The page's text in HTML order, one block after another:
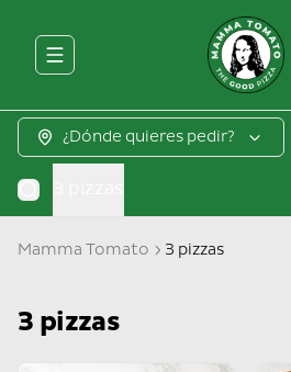
Abrir menu de navegación
¿Dónde quieres pedir?
Mamma Tomato 3 pizzas
3 pizzas